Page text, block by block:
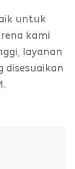
untuk
kami
layanan
disesuaikan